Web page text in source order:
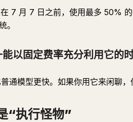
7 月 7 日之前，使用最多 50%
。
以固定费率充分利用它的时
通模型更快。如果你用它来闲聊，
“执行怪物”